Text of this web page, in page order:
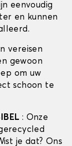
eenvoudig
en kunnen
vereisen
gewoon
om uw
schoon te
: Onze
je dat? Ons